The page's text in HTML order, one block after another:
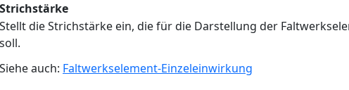
Strichstärke
Stellt die Strichstärke ein, die für die Darstellung der
soll.
Siehe auch: Faltwerkselement-Einzeleinwirkung